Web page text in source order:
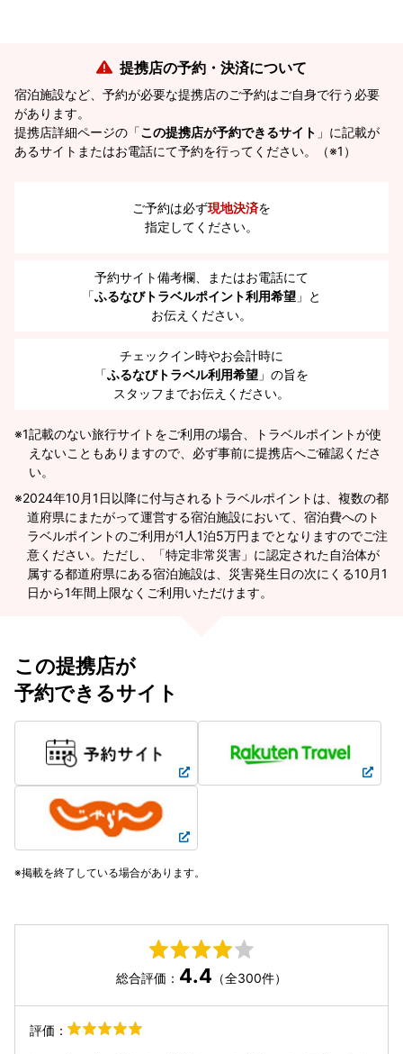
提携店の予約・決済について
宿泊施設など、予約が必要な提携店のご予約はご自身で行う必要
があります。
提携店詳細ページの「この提携店が予約できるサイト 」に記載が
あるサイトまたはお電話にて予約を行ってください。（※1）
ご予約は必ず現地決済を
指定してください。
予約サイト備考欄、またはお電話にて
「ふるなびトラベルポイント利用希望 」と
お伝えください。
チェックイン時やお会計時に
「ふるなびトラベル利用希望 」の旨を
スタッフまでお伝えください。
※1記載のない旅行サイトをご利用の場合、トラベルポイントが使
えないこともありますので、必ず事前に提携店へご確認くださ
い。
2024年10月1日以降に付与されるトラベルポイントは、複数の都
道府県にまたがって運営する宿泊施設において、宿泊費へのト
ラベルポイントのご利用が1人1泊5万円までとなりますのでご注
意ください。ただし、「特定非常災害」に認定された自治体が
属する都道府県にある宿泊施設は、災害発生日の次にくる10月1
日から1年間上限なくご利用いただけます。
この提携店が
予約できるサイト
掲載を終了している場合があります。
総合評価： 4.4 （全300件）
評価：